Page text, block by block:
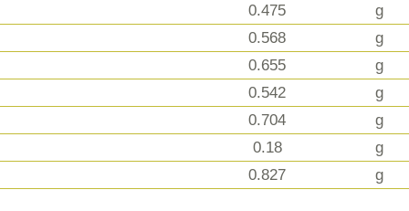
0.475
g
0.568
g
0.655
g
0.542
g
0.704
g
0.18
g
0.827
g